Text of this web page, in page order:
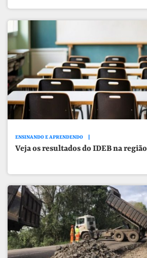
ENSINANDO E APRENDENDO
Veja os resultados do IDEB na região